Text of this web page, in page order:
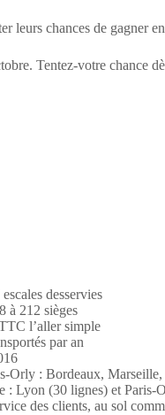
leurs chances de gagner
Tentez-votre chance
desservies
à 212 sièges
l’aller simple
par an
Orly : Bordeaux,
: Lyon (30 lignes) et Paris-
des clients, au sol